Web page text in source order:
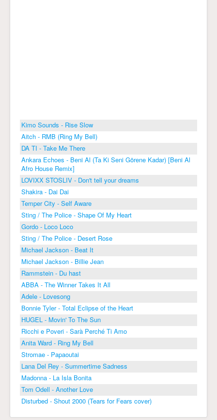
Kimo Sounds - Rise Slow
Aitch - RMB (Ring My Bell)
DA TI - Take Me There
Ankara Echoes - Beni Al (Ta Ki Seni Görene Kadar) [Beni Al
Afro House Remix]
LOVIXX STOSLIV - Don't tell your dreams
Shakira - Dai Dai
Temper City - Self Aware
Sting / The Police - Shape Of My Heart
Gordo - Loco Loco
Sting / The Police - Desert Rose
Michael Jackson - Beat It
Michael Jackson - Billie Jean
Rammstein - Du hast
ABBA - The Winner Takes It All
Adele - Lovesong
Bonnie Tyler - Total Eclipse of the Heart
HUGEL - Movin' To The Sun
Ricchi e Poveri - Sarà Perché Ti Amo
Anita Ward - Ring My Bell
Stromae - Papaoutai
Lana Del Rey - Summertime Sadness
Madonna - La Isla Bonita
Tom Odell - Another Love
Disturbed - Shout 2000 (Tears for Fears cover)